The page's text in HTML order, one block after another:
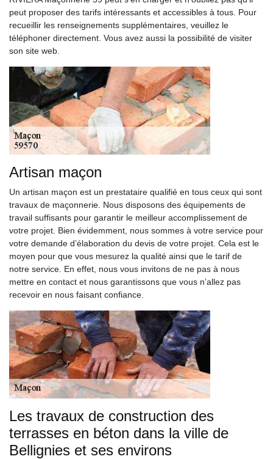
peut proposer des tarifs intéressants et accessibles à tous. Pour
recueillir les renseignements supplémentaires, veuillez le
téléphoner directement. Vous avez aussi la possibilité de visiter
son site web.
Artisan maçon
Un artisan maçon est un prestataire qualifié en tous ceux qui sont
travaux de maçonnerie. Nous disposons des équipements de
travail suffisants pour garantir le meilleur accomplissement de
votre projet. Bien évidemment, nous sommes à votre service pour
votre demande d’élaboration du devis de votre projet. Cela est le
moyen pour que vous mesurez la qualité ainsi que le tarif de
notre service. En effet, nous vous invitons de ne pas à nous
mettre en contact et nous garantissons que vous n’allez pas
recevoir en nous faisant confiance.
Les travaux de construction des
terrasses en béton dans la ville de
Bellignies et ses environs